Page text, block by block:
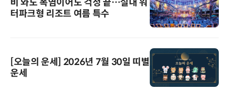
비 와도 폭염이어도 걱정 끝…실내 워
터파크형 리조트 여름 특수
[오늘의 운세] 2026년 7월 30일 띠별
운세